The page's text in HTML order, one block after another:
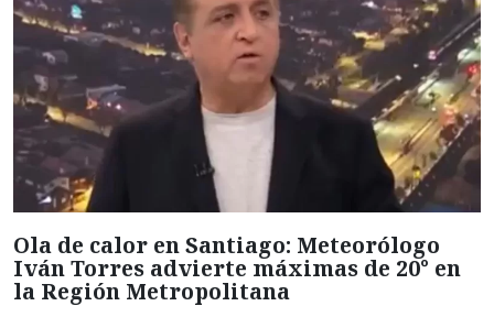
Ola de calor en Santiago: Meteorólogo
Iván Torres advierte máximas de 20° en
la Región Metropolitana